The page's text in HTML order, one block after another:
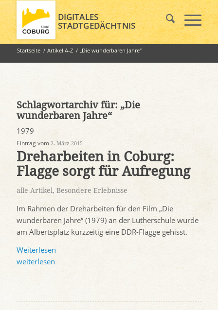
DIGITALES
STADTGEDÄCHTNIS
Startseite / Artikel A-Z / „Die wunderbaren Jahre“
Schlagwortarchiv für: „Die
wunderbaren Jahre“
1979
Eintrag vom 2. März 2015
Dreharbeiten in Coburg:
Flagge sorgt für Aufregung
alle Artikel, Besondere Erlebnisse
Im Rahmen der Dreharbeiten für den Film „Die
wunderbaren Jahre“ (1979) an der Lutherschule wurde
am Albertsplatz kurzzeitig eine DDR-Flagge gehisst.
Weiterlesen
weiterlesen